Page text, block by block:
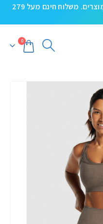
5% הנחה קופון TAKE5 בקניית 2 מוצרים. משלוח חינם מעל 279
0